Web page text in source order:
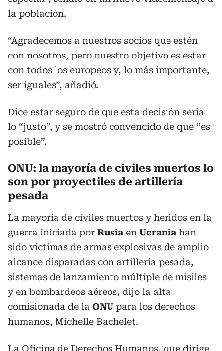
la población.
“Agradecemos a nuestros socios que estén
con nosotros, pero nuestro objetivo es estar
con todos los europeos y, lo más importante,
ser iguales”, añadió.
Dice estar seguro de que esta decisión sería
lo “justo”, y se mostró convencido de que “es
posible”.
ONU: la mayoría de civiles muertos lo
son por proyectiles de artillería
pesada
La mayoría de civiles muertos y heridos en la
guerra iniciada por Rusia en Ucrania han
sido víctimas de armas explosivas de amplio
alcance disparadas con artillería pesada,
sistemas de lanzamiento múltiple de misiles
y en bombardeos aéreos, dijo la alta
comisionada de la ONU para los derechos
humanos, Michelle Bachelet.
La Oficina de Derechos Humanos, que dirige